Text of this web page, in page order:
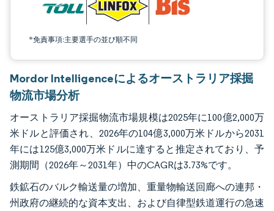
*免責事項:主要選手の並び順不同
Mordor Intelligenceによるオーストラリア採掘
物流市場分析
オーストラリア採掘物流市場規模は2025年に100億2,000万
米ドルと評価され、2026年の104億3,000万米ドルから2031
年には125億3,000万米ドルに達すると推定されており、予
測期間（2026年～2031年）中のCAGRは3.73%です。
鉄鉱石のバルク輸送量の増加、重量物輸送回廊への連邦・
州政府の継続的な資本支出、および自律型鉄道運行の急速